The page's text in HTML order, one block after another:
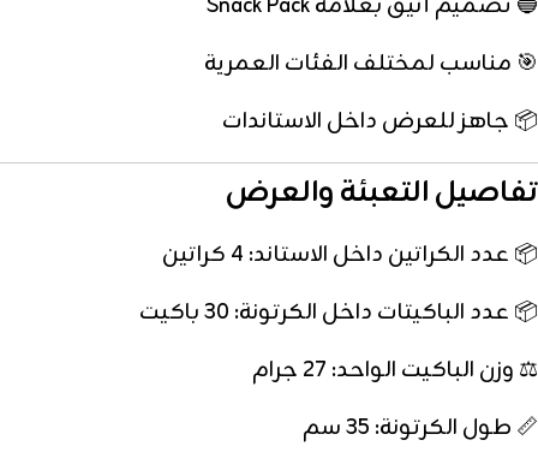
🎯 مناسب لمختلف الفئات العمرية
📦 جاهز للعرض داخل الاستاندات
تفاصيل التعبئة والعرض
📦 عدد الكراتين داخل الاستاند: 4 كراتين
📦 عدد الباكيتات داخل الكرتونة: 30 باكيت
⚖️ وزن الباكيت الواحد: 27 جرام
📏 طول الكرتونة: 35 سم